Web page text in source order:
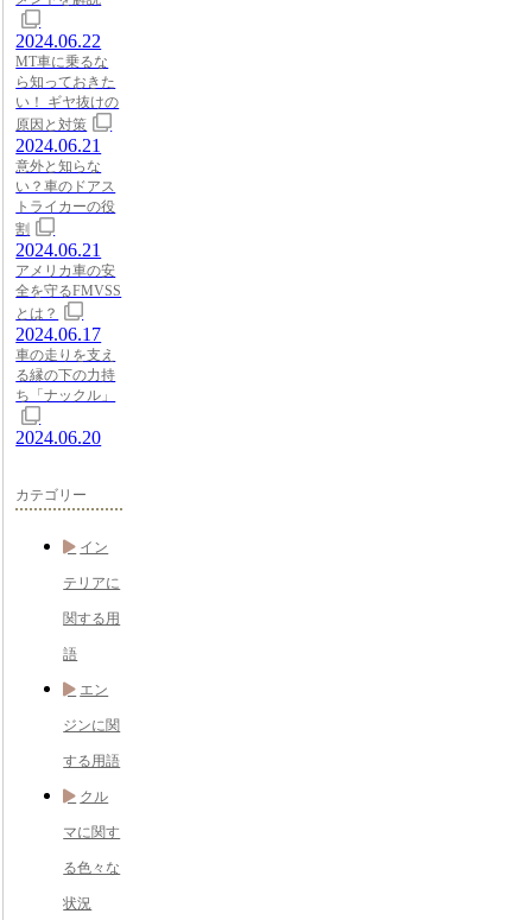
2024.06.22
MT車に乗るな
ら知っておきた
い！ ギヤ抜けの
原因と対策
2024.06.21
意外と知らな
い？車のドアス
トライカーの役
割
2024.06.21
アメリカ車の安
全を守るFMVSS
とは？
2024.06.17
車の走りを支え
る縁の下の力持
ち「ナックル」
2024.06.20
カテゴリー
イン
テリアに
関する用
語
エン
ジンに関
する用語
クル
マに関す
る色々な
状況